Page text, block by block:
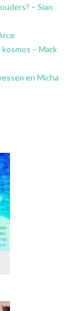
– Sian
– Mark
en Micha